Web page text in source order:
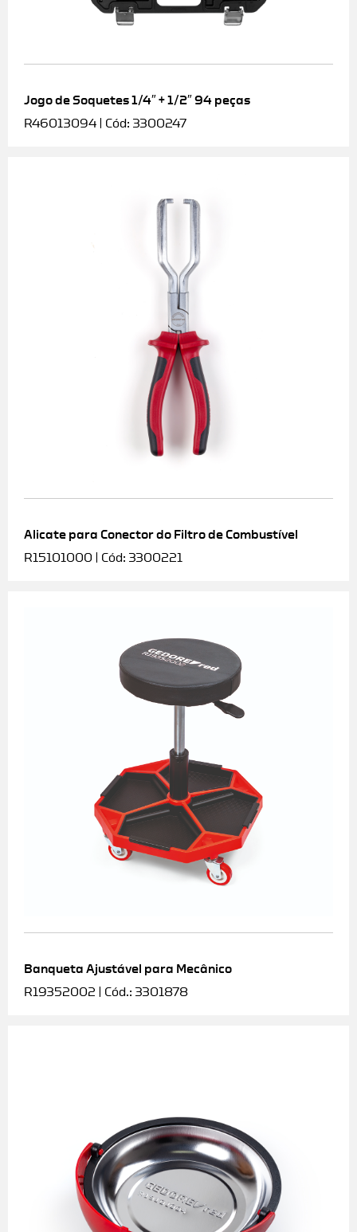
Jogo de Soquetes 1/4″ + 1/2″ 94 peças
R46013094 | Cód: 3300247
Alicate para Conector do Filtro de Combustível
R15101000 | Cód: 3300221
Banqueta Ajustável para Mecânico
R19352002 | Cód.: 3301878